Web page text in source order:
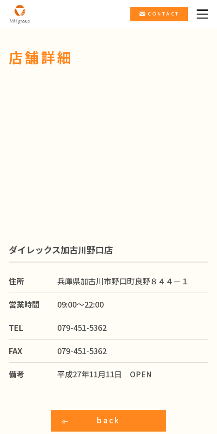
CONTACT
店舗詳細
ダイレックス加古川野口店
住所
兵庫県加古川市野口町良野８４４－１
営業時間
09:00～22:00
TEL
079-451-5362
FAX
079-451-5362
備考
平成27年11月11日 OPEN
back